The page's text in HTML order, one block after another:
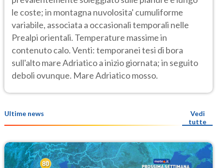
le coste; in montagna nuvolosita' cumuliforme
variabile, associata a occasionali temporali nelle
Prealpi orientali. Temperature massime in
contenuto calo. Venti: temporanei tesi di bora
sull'alto mare Adriatico a inizio giornata; in seguito
deboli ovunque. Mare Adriatico mosso.
Ultime news
Vedi
tutte